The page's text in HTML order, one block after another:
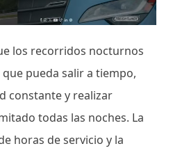
los recorridos nocturnos
pueda salir a tiempo,
constante y realizar
todas las noches. La
horas de servicio y la